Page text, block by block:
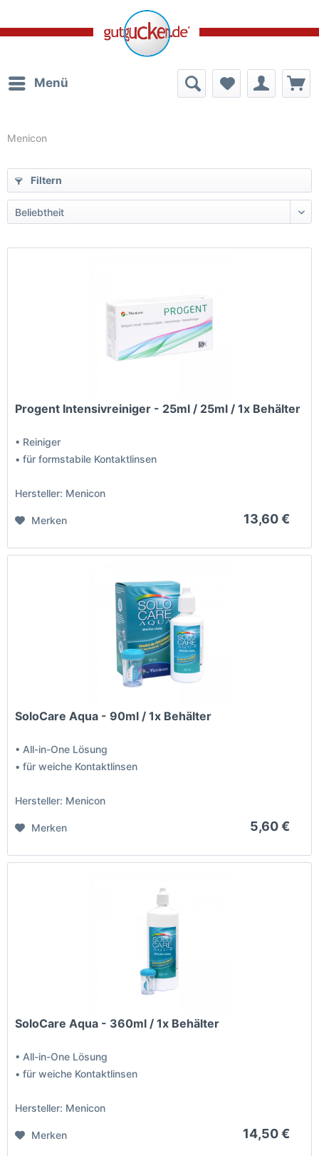
Menü
Menicon
Filtern
Progent Intensivreiniger - 25ml / 25ml / 1x Behälter
• Reiniger
• für formstabile Kontaktlinsen
Hersteller: Menicon
13,60 €
Merken
SoloCare Aqua - 90ml / 1x Behälter
• All-in-One Lösung
• für weiche Kontaktlinsen
Hersteller: Menicon
5,60 €
Merken
SoloCare Aqua - 360ml / 1x Behälter
• All-in-One Lösung
• für weiche Kontaktlinsen
Hersteller: Menicon
14,50 €
Merken